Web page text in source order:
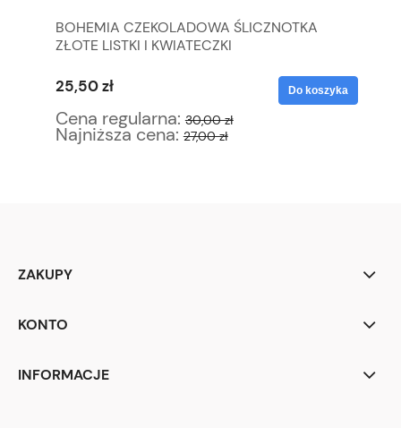
BOHEMIA CZEKOLADOWA ŚLICZNOTKA
ZŁOTE LISTKI I KWIATECZKI
25,50 zł
Cena regularna: 30,00 zł
Najniższa cena: 27,00 zł
Do koszyka
ZAKUPY
KONTO
INFORMACJE